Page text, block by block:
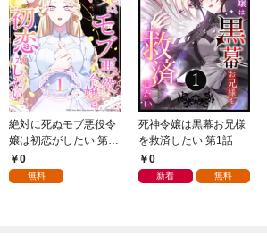
絶対に死ぬモブ悪役令
嬢は初恋がしたい 第1
話0
無料
死神令嬢は黒幕お兄様
を救済したい 第1話
0
新着 無料